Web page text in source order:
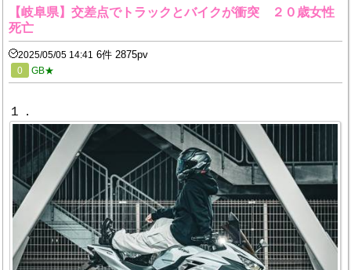
【岐阜県】交差点でトラックとバイクが衝突 ２０歳女性
死亡
2025/05/05 14:41 6件 2875pv
0 GB★
１．